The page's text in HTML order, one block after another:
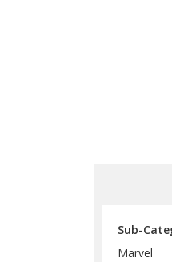
Sub-
Marvel